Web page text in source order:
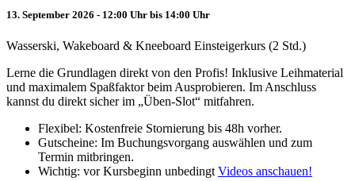
13. September 2026 - 12:00 Uhr bis 14:00 Uhr
Wasserski, Wakeboard & Kneeboard Einsteigerkurs (2 Std.)
Lerne die Grundlagen direkt von den Profis! Inklusive Leihmaterial
und maximalem Spaßfaktor beim Ausprobieren. Im Anschluss
kannst du direkt sicher im „Üben-Slot“ mitfahren.
Flexibel: Kostenfreie Stornierung bis 48h vorher.
Gutscheine: Im Buchungsvorgang auswählen und zum
Termin mitbringen.
Wichtig: vor Kursbeginn unbedingt Videos anschauen!